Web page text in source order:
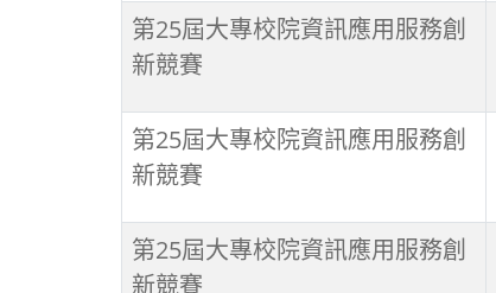
第25屆大專校院資訊應用服務創
新競賽
第25屆大專校院資訊應用服務創
新競賽
第25屆大專校院資訊應用服務創
新競賽